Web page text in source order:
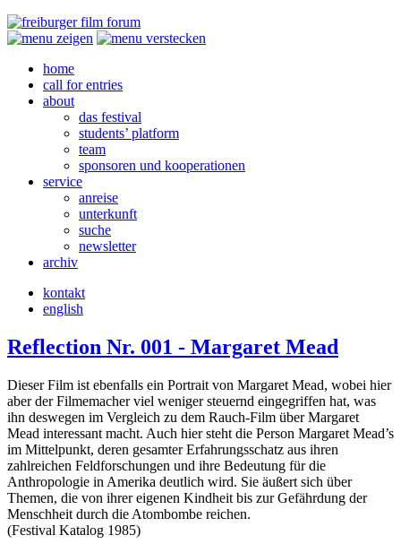
home
call for entries
about
das festival
students’ platform
team
sponsoren und kooperationen
service
anreise
unterkunft
suche
newsletter
archiv
kontakt
english
Reflection Nr. 001 - Margaret Mead
Dieser Film ist ebenfalls ein Portrait von Margaret Mead, wobei hier
aber der Filmemacher viel weniger steuernd eingegriffen hat, was
ihn deswegen im Vergleich zu dem Rauch-Film über Margaret
Mead interessant macht. Auch hier steht die Person Margaret Mead’s
im Mittelpunkt, deren gesamter Erfahrungsschatz aus ihren
zahlreichen Feldforschungen und ihre Bedeutung für die
Anthropologie in Amerika deutlich wird. Sie äußert sich über
Themen, die von ihrer eigenen Kindheit bis zur Gefährdung der
Menschheit durch die Atombombe reichen.
(Festival Katalog 1985)